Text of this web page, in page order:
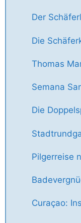
Der
Die
Thomas
Semana
Die
Pilgerreise
Curaçao: